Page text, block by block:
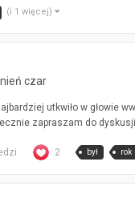
(i 1 więcej)
czar
utkwiło w głowie
zapraszam do
2 był rok